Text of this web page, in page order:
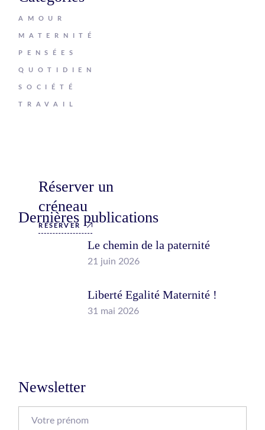
AMOUR
MATERNITÉ
PENSÉES
QUOTIDIEN
SOCIÉTÉ
TRAVAIL
Réserver un
créneau
RÉSERVER
Dernières publications
Le chemin de la paternité
21 juin 2026
Liberté Egalité Maternité !
31 mai 2026
Newsletter